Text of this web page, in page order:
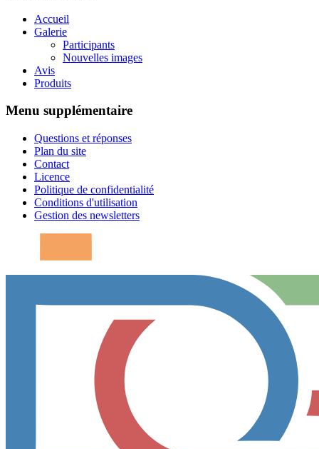
Accueil
Galerie
Participants
Nouvelles images
Avis
Produits
Menu supplémentaire
Questions et réponses
Plan du site
Contact
Licence
Politique de confidentialité
Conditions d'utilisation
Gestion des newsletters